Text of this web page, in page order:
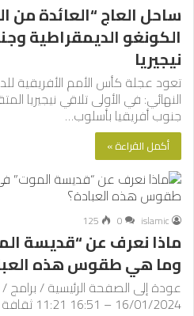
ساحل العاج “العائدة من
الكونغو الديمقراطية
نيجيريا
تعود عجلة كأس الأمم الأفريقية
النهائي: في الأولى تلاقي نيجيريا
جنوب أفريقيا بأسلوب…
أكمل القراءة »
islamic
0
125
ماذا نعرف عن “قديسة
وما هي طقوس هذه
عودة إلى الصفحة الرئيسية /
16/01/